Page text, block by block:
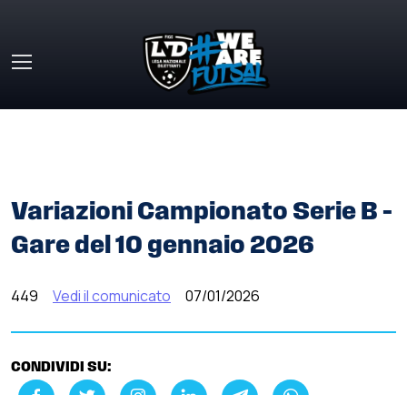
Variazioni Campionato Serie B –
Gare del 10 gennaio 2026
449 Vedi il comunicato 07/01/2026
CONDIVIDI SU: